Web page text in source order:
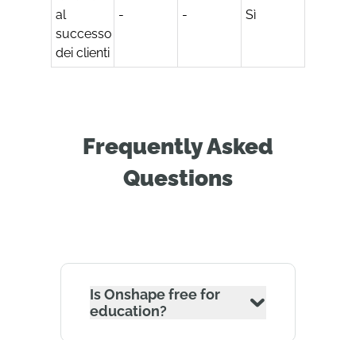
al
successo
dei clienti
- - Sì
Frequently Asked
Questions
Is Onshape free for
education?